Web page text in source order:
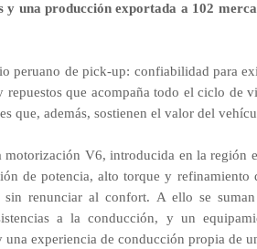
y una producción exportada a 102
peruano de pick-up: confiabilidad para
que acompaña todo el ciclo de
que, además, sostienen el valor del
motorización V6, introducida en la región
de potencia, alto torque y refinamiento
renunciar al confort. A ello se
a la conducción, y un
experiencia de conducción propia de